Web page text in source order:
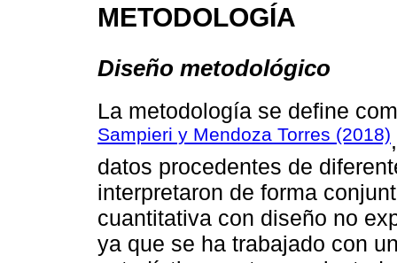
METODOLOGÍA
Diseño metodológico
La metodología se define
Sampieri y Mendoza Torres (2018)
datos procedentes de
interpretaron de forma
cuantitativa con diseño no
ya que se ha trabajado con